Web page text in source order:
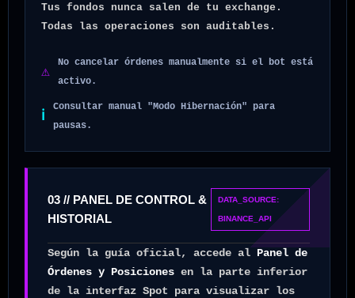
Tus fondos nunca salen de tu exchange.
Todas las operaciones son auditables.
⚠
No cancelar órdenes manualmente si el bot está
activo.
ℹ
Consultar manual "Modo Hibernación" para
pausas.
03 // PANEL DE CONTROL &
HISTORIAL
DATA_SOURCE:
BINANCE_API
Según la guía oficial, accede al Panel de
Órdenes y Posiciones en la parte inferior
de la interfaz Spot para visualizar los